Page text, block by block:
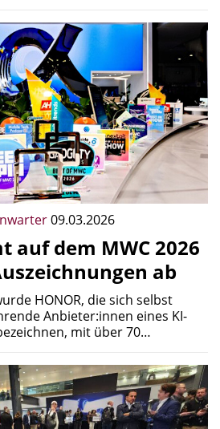
09.03.2026
auf dem MWC 2026
ab
HONOR, die sich selbst
Anbieter:innen eines KI-
mit über 70…